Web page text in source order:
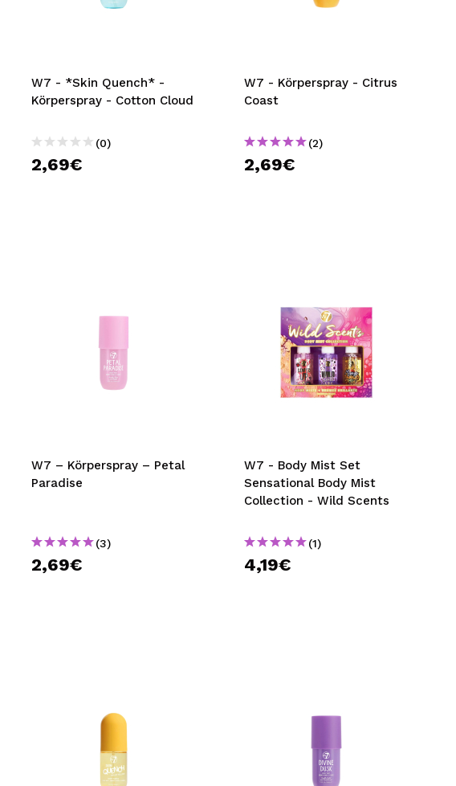
TRAVEL SIZE
NATURE
SPECIALS
W7 - *Skin Quench* -
Körperspray - Cotton Cloud
(0)
2,69€
W7 - Körperspray - Citrus
Coast
(2)
2,69€
W7 – Körperspray – Petal
Paradise
(3)
2,69€
W7 - Body Mist Set
Sensational Body Mist
Collection - Wild Scents
(1)
4,19€